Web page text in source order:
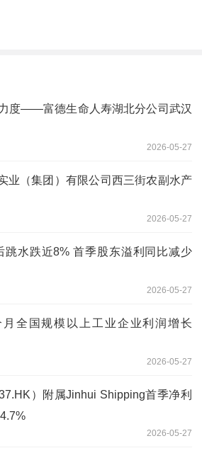
度——富德生命人寿湖北分公司武汉
2026-05-27
业（集团）有限公司西三街农副水产
2026-05-27
跳水跌近8% 首季股东溢利同比减少
2026-05-27
全国规模以上工业企业利润增长
2026-05-27
）附属Jinhui Shipping首季净利
2026-05-27